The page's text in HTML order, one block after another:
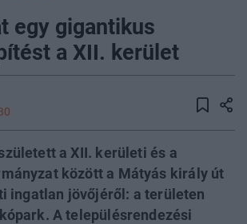
egy gigantikus
a XII. kerület
a XII. kerületi és a
között a Mátyás király út
ingatlan jövőjéről: a területen
A településrendezési